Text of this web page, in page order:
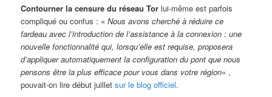
Contourner la censure du réseau Tor lui-même est parfois
compliqué ou confus : «Nous avons cherché à réduire ce
fardeau avec l’introduction de l’assistance à la connexion : une
nouvelle fonctionnalité qui, lorsqu’elle est requise, proposera
d’appliquer automatiquement la configuration du pont que nous
pensons être la plus efficace pour vous dans votre région« ,
pouvait-on lire début juilletsur le blog officiel.